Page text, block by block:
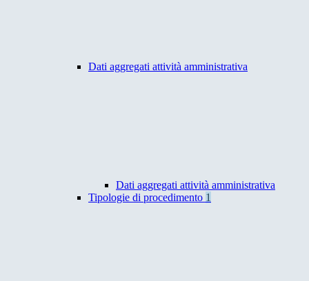
Dati aggregati attività amministrativa
Dati aggregati attività amministrativa
Tipologie di procedimento 1